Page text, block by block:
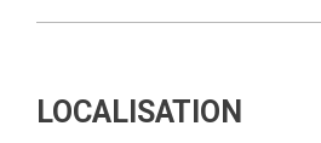
LOCALISATION